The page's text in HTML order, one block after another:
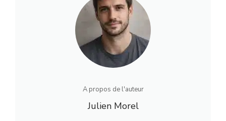
A propos de l'auteur
Julien Morel